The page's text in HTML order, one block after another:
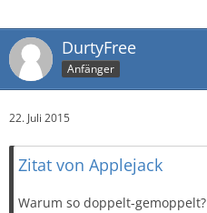
DurtyFree
Anfänger
22. Juli 2015
Zitat von Applejack
Warum so doppelt-gemoppelt?